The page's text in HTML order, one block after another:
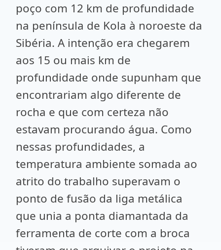
poço com 12 km de profundidade
na península de Kola à noroeste da
Sibéria. A intenção era chegarem
aos 15 ou mais km de
profundidade onde supunham que
encontrariam algo diferente de
rocha e que com certeza não
estavam procurando água. Como
nessas profundidades, a
temperatura ambiente somada ao
atrito do trabalho superavam o
ponto de fusão da liga metálica
que unia a ponta diamantada da
ferramenta de corte com a broca